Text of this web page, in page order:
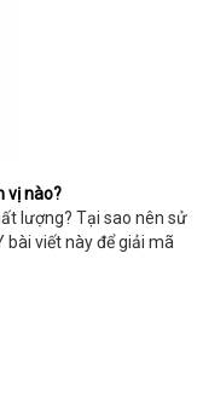
vị nào?
lượng? Tại sao nên sử
bài viết này để giải mã